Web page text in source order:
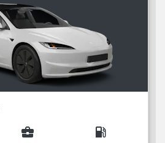
business_center local_gas_station